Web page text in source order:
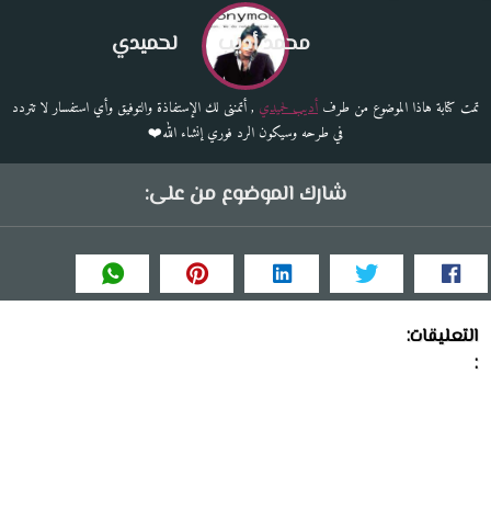
محمد أديب لحميدي
تمت كتابة هاذا الموضوع من طرف أديب لحميدي , أتمننى لك الإستفاذة والتوفيق وأي استفسار لا تتردد
في طرحه وسيكون الرد فوري إنشاء الله❤️
شارك الموضوع من على:
التعليقات:
: